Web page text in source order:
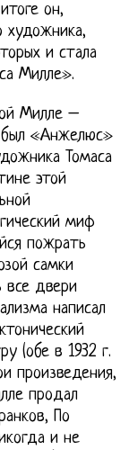
он,
художника,
и стала
Милле».
Милле –
был «Анжелюс»
Томаса
этой
миф
пожрать
самки
все двери
написал
(обе в 1932 г.
произведения,
продал
По
и не